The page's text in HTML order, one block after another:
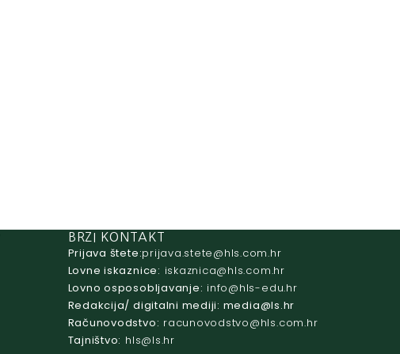
BRZI KONTAKT
Prijava štete: rh.moc.slh
@etets.avajirp
Lovne iskaznice:
rh.moc.slh
@acinzaksi
Lovno osposobljavanje:
rh.ude-slh
@ofni
Redakcija/ digitalni mediji:
rh.sl
@aidem
Računovodstvo:
rh.moc.slh
@ovtsdovonucar
Tajništvo:
rh.sl
@slh